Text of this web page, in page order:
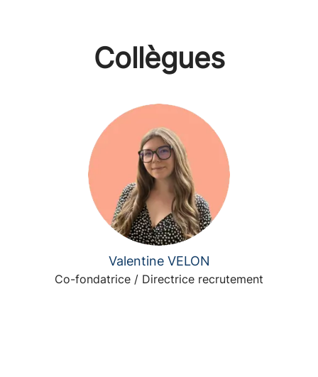
Collègues
Valentine VELON
Co-fondatrice / Directrice recrutement